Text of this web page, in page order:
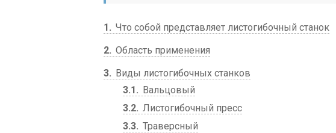
1
Что собой представляет листогибочный станок
2 Область применения
3
Виды листогибочных станков
3.1
Вальцовый
3.2 Листогибочный пресс
3.3 Траверсный